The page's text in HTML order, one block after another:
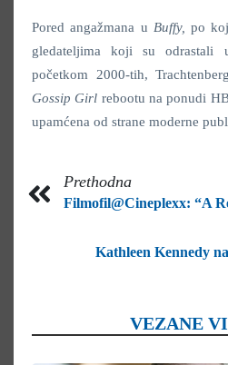
Pored angažmana u Buffy, po
gledateljima koji su
početkom 2000-tih,
Gossip Girl rebootu na ponudi
upamćena od strane moderne
Prethodna
Filmofil@Cineplexx: “A
Kathleen Kennedy
VEZANE